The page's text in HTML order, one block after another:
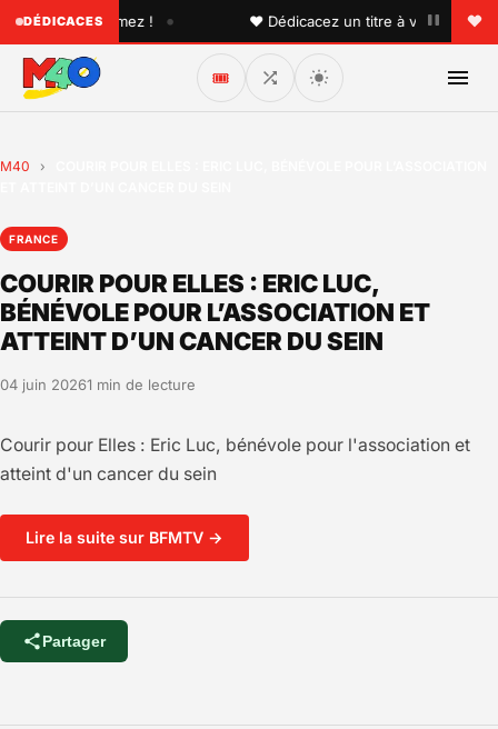
DÉDICACES
que vous aimez ! • ♥ Dédicacez un titre à vos proches
🎟️
M40 ›
FRANCE
COURIR POUR ELLES : ERIC LUC,
BÉNÉVOLE POUR L’ASSOCIATION ET
ATTEINT D’UN CANCER DU SEIN
04 juin 20261 min de lecture
Courir pour Elles : Eric Luc, bénévole pour l'association et
atteint d'un cancer du sein
Lire la suite sur BFMTV →
Partager